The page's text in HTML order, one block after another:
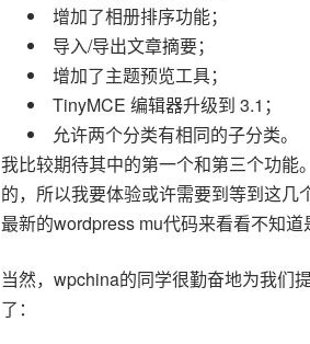
增加了相册排序功能；
导入/导出文章摘要；
增加了主题预览工具；
TinyMCE 编辑器升级到 3.1；
允许两个分类有相同的子分类。
我比较期待其中的第一个和第三个功
的，所以我要体验或许需要到等到这
最新的wordpress mu代码来看看不知道
当然，wpchina的同学很勤奋地为我们
了：